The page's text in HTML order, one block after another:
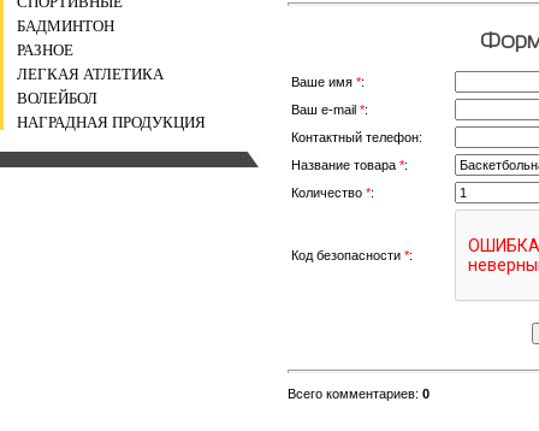
БАДМИНТОН
РАЗНОЕ
ЛЕГКАЯ АТЛЕТИКА
ВОЛЕЙБОЛ
НАГРАДНАЯ ПРОДУКЦИЯ
Ваше имя *:
Ваш e-mail *:
Контактный телефон:
Название товара *:
Количество *:
Код безопасности *:
Всего комментариев: 0